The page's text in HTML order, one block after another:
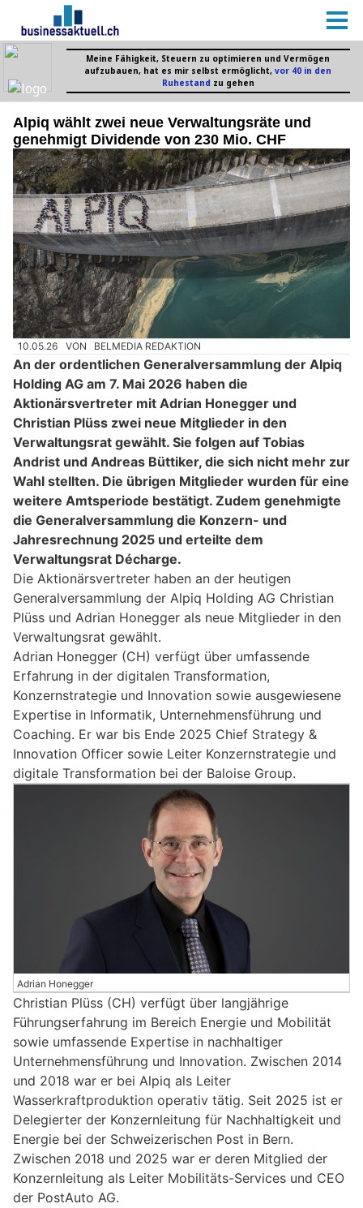
Alpiq wählt zwei neue Verwaltungsräte und
genehmigt Dividende von 230 Mio. CHF
10.05.26 VON BELMEDIA REDAKTION
An der ordentlichen Generalversammlung der Alpiq
Holding AG am 7. Mai 2026 haben die
Aktionärsvertreter mit Adrian Honegger und
Christian Plüss zwei neue Mitglieder in den
Verwaltungsrat gewählt. Sie folgen auf Tobias
Andrist und Andreas Büttiker, die sich nicht mehr zur
Wahl stellten. Die übrigen Mitglieder wurden für eine
weitere Amtsperiode bestätigt. Zudem genehmigte
die Generalversammlung die Konzern- und
Jahresrechnung 2025 und erteilte dem
Verwaltungsrat Décharge.
Die Aktionärsvertreter haben an der heutigen
Generalversammlung der Alpiq Holding AG Christian
Plüss und Adrian Honegger als neue Mitglieder in den
Verwaltungsrat gewählt.
Adrian Honegger (CH) verfügt über umfassende
Erfahrung in der digitalen Transformation,
Konzernstrategie und Innovation sowie ausgewiesene
Expertise in Informatik, Unternehmensführung und
Coaching. Er war bis Ende 2025 Chief Strategy &
Innovation Officer sowie Leiter Konzernstrategie und
digitale Transformation bei der Baloise Group.
Adrian Honegger
Christian Plüss (CH) verfügt über langjährige
Führungserfahrung im Bereich Energie und Mobilität
sowie umfassende Expertise in nachhaltiger
Unternehmensführung und Innovation. Zwischen 2014
und 2018 war er bei Alpiq als Leiter
Wasserkraftproduktion operativ tätig. Seit 2025 ist er
Delegierter der Konzernleitung für Nachhaltigkeit und
Energie bei der Schweizerischen Post in Bern.
Zwischen 2018 und 2025 war er deren Mitglied der
Konzernleitung als Leiter Mobilitäts-Services und CEO
der PostAuto AG.